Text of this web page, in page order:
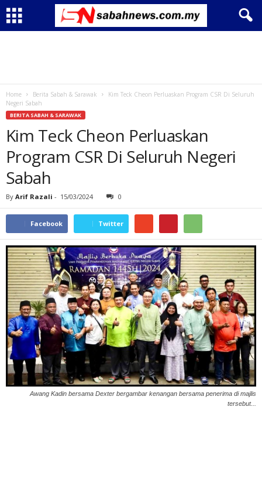
Home Berita Sabah & Sarawak
Kim Teck Cheon Perluaskan Program CSR Di Seluruh
Negeri Sabah
BERITA SABAH & SARAWAK
Kim Teck Cheon Perluaskan
Program CSR Di Seluruh Negeri
Sabah
By Arif Razali - 15/03/2024 0
Facebook Twitter
Awang Kadin bersama Dexter bergambar kenangan bersama penerima di majlis
tersebut...